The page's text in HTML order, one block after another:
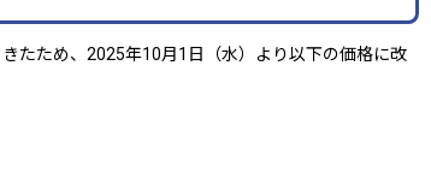
たため、2025年10月1日（水）より以下の価格に改